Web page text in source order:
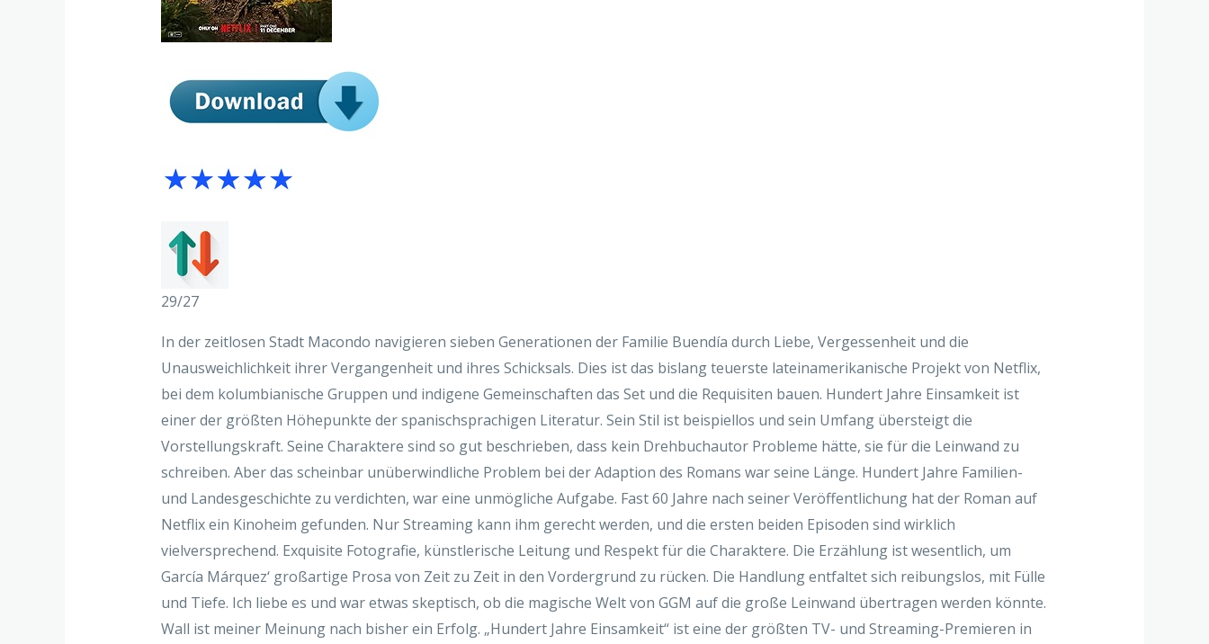
29/27
In der zeitlosen Stadt Macondo navigieren sieben Generationen der Familie Buendía durch Liebe, Vergessenheit und die
Unausweichlichkeit ihrer Vergangenheit und ihres Schicksals. Dies ist das bislang teuerste lateinamerikanische Projekt von Netflix,
bei dem kolumbianische Gruppen und indigene Gemeinschaften das Set und die Requisiten bauen. Hundert Jahre Einsamkeit ist
einer der größten Höhepunkte der spanischsprachigen Literatur. Sein Stil ist beispiellos und sein Umfang übersteigt die
Vorstellungskraft. Seine Charaktere sind so gut beschrieben, dass kein Drehbuchautor Probleme hätte, sie für die Leinwand zu
schreiben. Aber das scheinbar unüberwindliche Problem bei der Adaption des Romans war seine Länge. Hundert Jahre Familien-
und Landesgeschichte zu verdichten, war eine unmögliche Aufgabe. Fast 60 Jahre nach seiner Veröffentlichung hat der Roman auf
Netflix ein Kinoheim gefunden. Nur Streaming kann ihm gerecht werden, und die ersten beiden Episoden sind wirklich
vielversprechend. Exquisite Fotografie, künstlerische Leitung und Respekt für die Charaktere. Die Erzählung ist wesentlich, um
García Márquez‘ großartige Prosa von Zeit zu Zeit in den Vordergrund zu rücken. Die Handlung entfaltet sich reibungslos, mit Fülle
und Tiefe. Ich liebe es und war etwas skeptisch, ob die magische Welt von GGM auf die große Leinwand übertragen werden könnte.
Wall ist meiner Meinung nach bisher ein Erfolg. „Hundert Jahre Einsamkeit“ ist eine der größten TV- und Streaming-Premieren in